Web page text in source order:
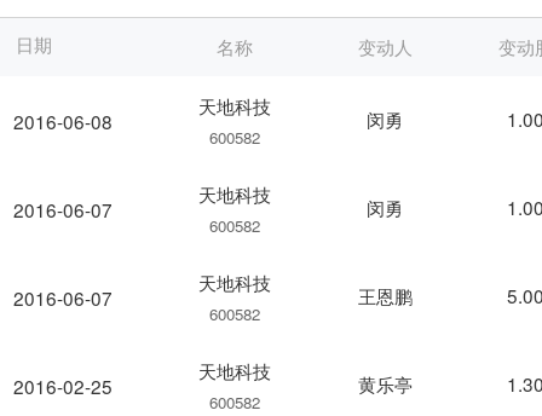
日期
2016-06-08
2016-06-07
2016-06-07
2016-02-25
名称 变动人 变动
天地科技
600582
闵勇
天地科技
600582
闵勇
天地科技
600582
王恩鹏
天地科技
600582
黄乐亭